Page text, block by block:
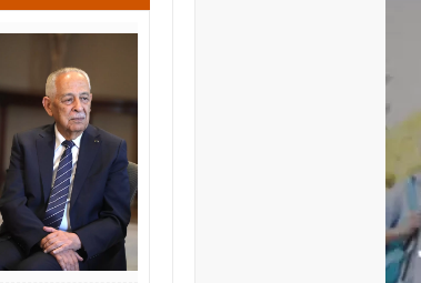
دعوة المكلفين بخدمة العلم (الدفعة الثالثة) إلى مراجعة منصة خدمة العلم
القاضي محمود أحمد فريحات.. مبارك ومزيدا من التوفيق